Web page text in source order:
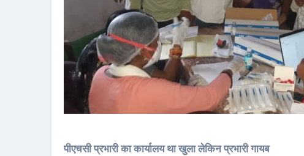
पीएचसी प्रभारी का कार्यालय था खुला लेकिन प्रभारी गायब